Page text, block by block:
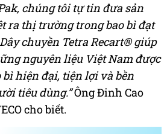
chúng tôi tự tin đưa sản
ra thị trường trong bao bì đạt
chuyền Tetra Recart® giúp
nguyên liệu Việt Nam được
hiện đại, tiện lợi và bền
tiêu dùng.”Ông Đinh Cao
cho biết.